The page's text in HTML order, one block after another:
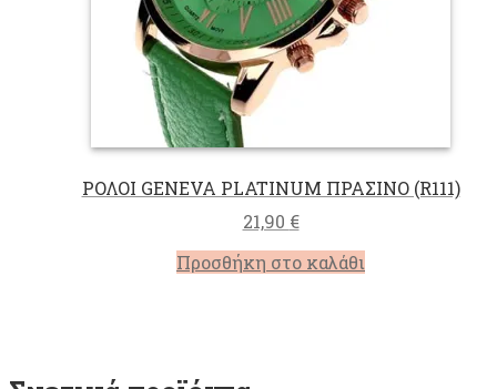
προϊόντος
ΡΟΛΟΙ GENEVA PLATINUM ΠΡΑΣΙΝΟ (R111)
21,90 €
Προσθήκη στο καλάθι